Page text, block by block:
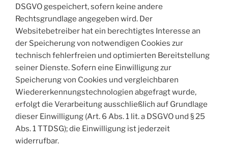
DSGVO gespeichert, sofern keine andere
Rechtsgrundlage angegeben wird. Der
Websitebetreiber hat ein berechtigtes Interesse an
der Speicherung von notwendigen Cookies zur
technisch fehlerfreien und optimierten Bereitstellung
seiner Dienste. Sofern eine Einwilligung zur
Speicherung von Cookies und vergleichbaren
Wiedererkennungstechnologien abgefragt wurde,
erfolgt die Verarbeitung ausschließlich auf Grundlage
dieser Einwilligung (Art. 6 Abs. 1 lit. a DSGVO und § 25
Abs. 1 TTDSG); die Einwilligung ist jederzeit
widerrufbar.